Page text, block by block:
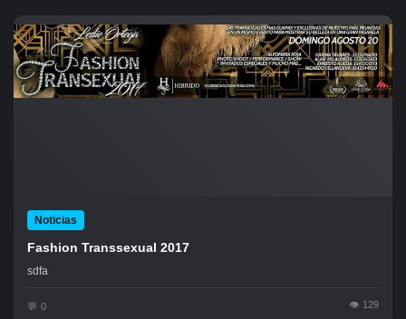
Noticias
Fashion Transsexual 2017
sdfa
0 129